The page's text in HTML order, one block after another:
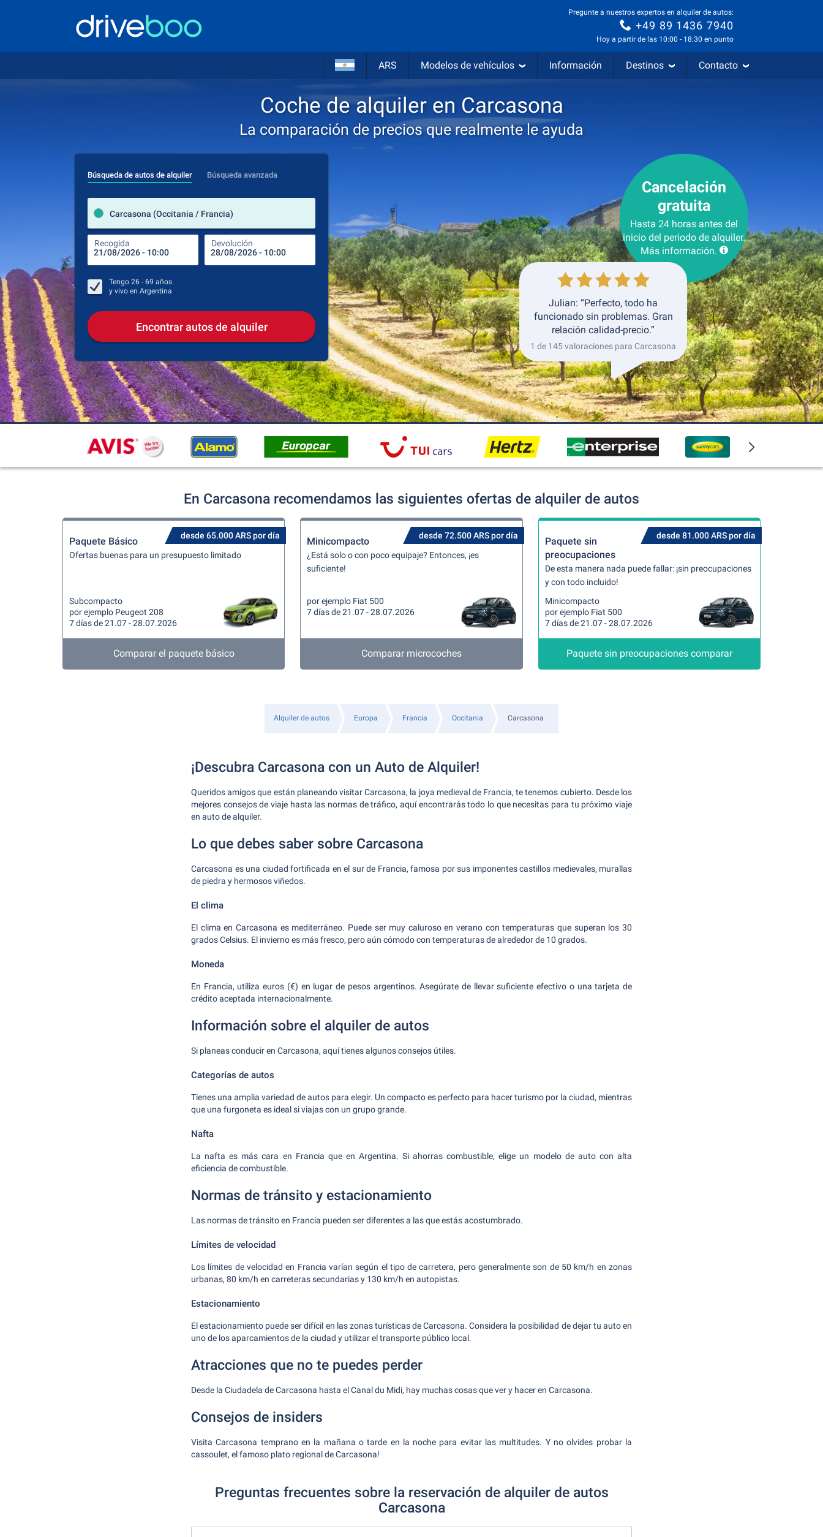
Pregunte a nuestros expertos en alquiler de autos:
+49 89 1436 7940
Hoy a partir de las 10:00 - 18:30 en punto
ARS Modelos de vehículos Información Destinos Contacto
Coche de alquiler en Carcasona
La comparación de precios que realmente le ayuda
Búsqueda de autos de alquiler Búsqueda avanzada
Carcasona (Occitania / Francia)
Recogida Devolución Lugar de devolución
Recogida Devolución
Tengo 26 - 69 años
y vivo en Argentina
Encontrar autos de alquiler
Cancelación
gratuita
Hasta 24 horas antes del
inicio del periodo de alquiler.
Más información.
Julian: “Perfecto, todo ha
funcionado sin problemas. Gran
relación calidad-precio.”
1 de 145 valoraciones para Carcasona
En Carcasona recomendamos las siguientes ofertas de alquiler de autos
desde 65.000 ARS por día
Paquete Básico
Ofertas buenas para un presupuesto limitado
Subcompacto
por ejemplo Peugeot 208
7 días de 21.07 - 28.07.2026
Comparar el paquete básico
desde 72.500 ARS por día
Minicompacto
¿Está solo o con poco equipaje? Entonces, ¡es
suficiente!
por ejemplo Fiat 500
7 días de 21.07 - 28.07.2026
Comparar microcoches
desde 81.000 ARS por día
Paquete sin
preocupaciones
De esta manera nada puede fallar: ¡sin preocupaciones
y con todo incluido!
Minicompacto
por ejemplo Fiat 500
7 días de 21.07 - 28.07.2026
Paquete sin preocupaciones comparar
Alquiler de autos Europa Francia Occitania Carcasona
¡Descubra Carcasona con un Auto de Alquiler!
Queridos amigos que están planeando visitar Carcasona, la joya medieval de Francia, te tenemos cubierto. Desde los
mejores consejos de viaje hasta las normas de tráfico, aquí encontrarás todo lo que necesitas para tu próximo viaje
en auto de alquiler.
Lo que debes saber sobre Carcasona
Carcasona es una ciudad fortificada en el sur de Francia, famosa por sus imponentes castillos medievales, murallas
de piedra y hermosos viñedos.
El clima
El clima en Carcasona es mediterráneo. Puede ser muy caluroso en verano con temperaturas que superan los 30
grados Celsius. El invierno es más fresco, pero aún cómodo con temperaturas de alrededor de 10 grados.
Moneda
En Francia, utiliza euros (€) en lugar de pesos argentinos. Asegúrate de llevar suficiente efectivo o una tarjeta de
crédito aceptada internacionalmente.
Información sobre el alquiler de autos
Si planeas conducir en Carcasona, aquí tienes algunos consejos útiles.
Categorías de autos
Tienes una amplia variedad de autos para elegir. Un compacto es perfecto para hacer turismo por la ciudad, mientras
que una furgoneta es ideal si viajas con un grupo grande.
Nafta
La nafta es más cara en Francia que en Argentina. Si ahorras combustible, elige un modelo de auto con alta
eficiencia de combustible.
Normas de tránsito y estacionamiento
Las normas de tránsito en Francia pueden ser diferentes a las que estás acostumbrado.
Límites de velocidad
Los límites de velocidad en Francia varían según el tipo de carretera, pero generalmente son de 50 km/h en zonas
urbanas, 80 km/h en carreteras secundarias y 130 km/h en autopistas.
Estacionamiento
El estacionamiento puede ser difícil en las zonas turísticas de Carcasona. Considera la posibilidad de dejar tu auto en
uno de los aparcamientos de la ciudad y utilizar el transporte público local.
Atracciones que no te puedes perder
Desde la Ciudadela de Carcasona hasta el Canal du Midi, hay muchas cosas que ver y hacer en Carcasona.
Consejos de insiders
Visita Carcasona temprano en la mañana o tarde en la noche para evitar las multitudes. Y no olvides probar la
cassoulet, el famoso plato regional de Carcasona!
Preguntas frecuentes sobre la reservación de alquiler de autos
Carcasona